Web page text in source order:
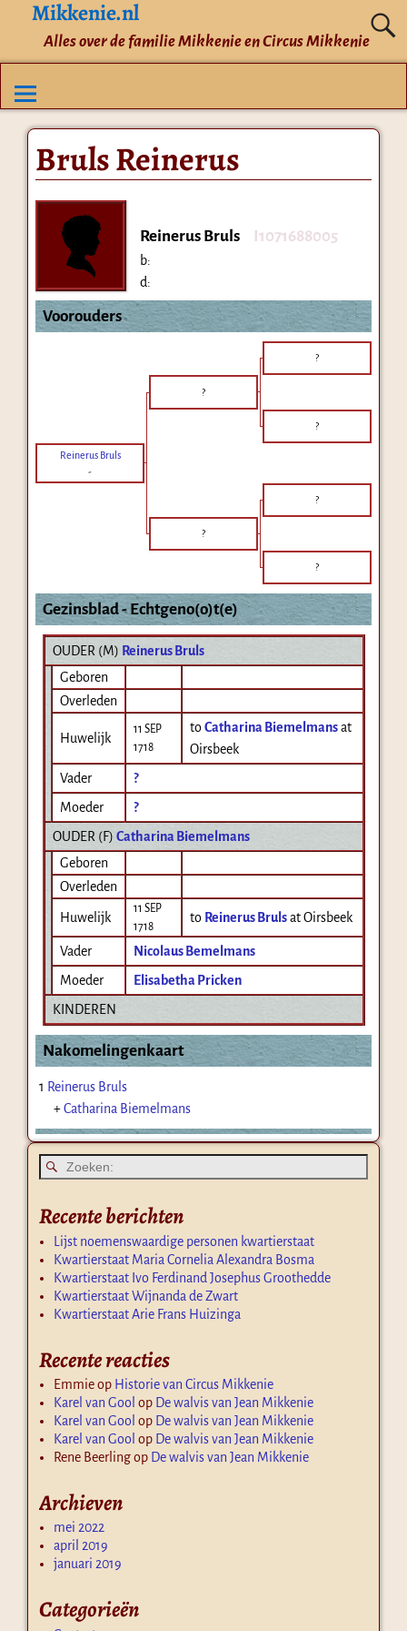
Mikkenie.nl
Alles over de familie Mikkenie en Circus Mikkenie
Bruls Reinerus
Reinerus Bruls I1071688005
b:
d:
Voorouders
?
?
?
Reinerus Bruls
-
?
?
?
Gezinsblad - Echtgeno(o)t(e)
OUDER (M) Reinerus Bruls
Geboren
Overleden
Huwelijk
11 SEP
1718
toCatharina Biemelmans at
Oirsbeek
Vader
?
Moeder
?
OUDER (F) Catharina Biemelmans
Geboren
Overleden
Huwelijk
11 SEP
1718
to Reinerus Bruls at Oirsbeek
Vader
Nicolaus Bemelmans
Moeder
Elisabetha Pricken
KINDEREN
Nakomelingenkaart
1 Reinerus Bruls
+Catharina Biemelmans
Recente berichten
Lijst noemenswaardige personen kwartierstaat
Kwartierstaat Maria Cornelia Alexandra Bosma
Kwartierstaat Ivo Ferdinand Josephus Groothedde
Kwartierstaat Wijnanda de Zwart
Kwartierstaat Arie Frans Huizinga
Recente reacties
Emmieop Historie van Circus Mikkenie
Karel van Gool op De walvis van Jean Mikkenie
Karel van Gool op De walvis van Jean Mikkenie
Karel van Gool op De walvis van Jean Mikkenie
Rene Beerlingop De walvis van Jean Mikkenie
Archieven
mei 2022
april 2019
januari 2019
Categorieën